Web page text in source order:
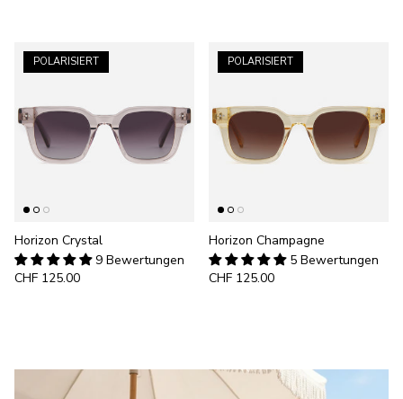
POLARISIERT
Horizon Crystal
9 Bewertungen
CHF 125.00
POLARISIERT
Horizon Champagne
5 Bewertungen
CHF 125.00